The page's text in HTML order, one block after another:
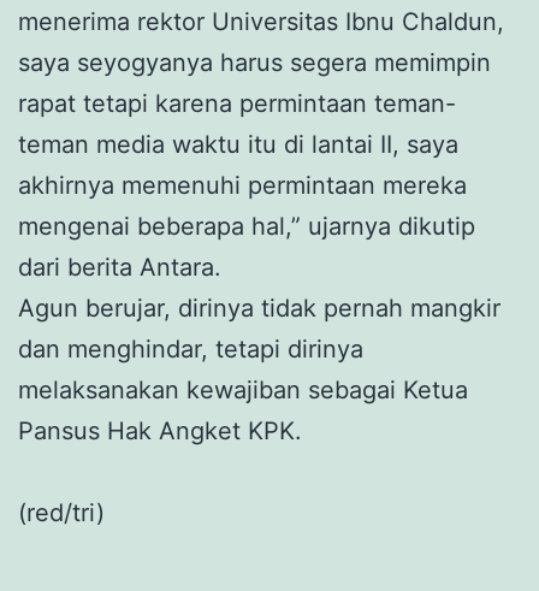
menerima rektor Universitas Ibnu Chaldun,
saya seyogyanya harus segera memimpin
rapat tetapi karena permintaan teman-
teman media waktu itu di lantai II, saya
akhirnya memenuhi permintaan mereka
mengenai beberapa hal,” ujarnya dikutip
dari berita Antara.
Agun berujar, dirinya tidak pernah mangkir
dan menghindar, tetapi dirinya
melaksanakan kewajiban sebagai Ketua
Pansus Hak Angket KPK.
(red/tri)